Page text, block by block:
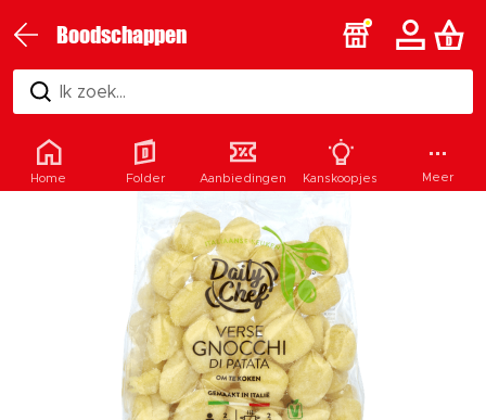
Boodschappen
Ik zoek...
Home Folder Aanbiedingen Kanskoopjes Meer